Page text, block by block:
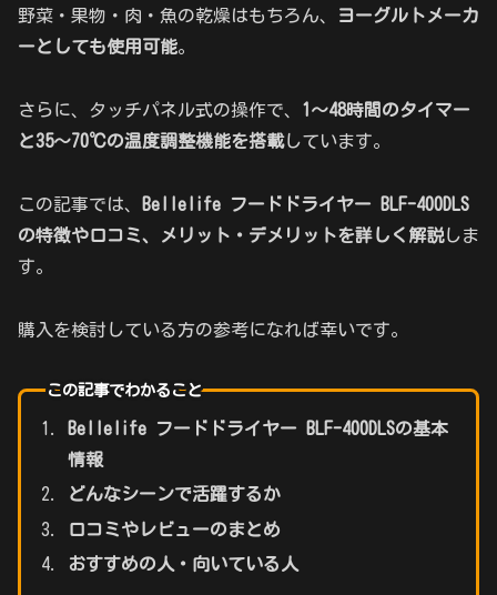
野菜・果物・肉・魚の乾燥はもちろん、
ヨーグルトメーカ
ーとしても使用可能。
さらに、タッチパネル式の操作で、 1～48時間のタイマー
と35～70℃の温度調整機能を搭載しています。
この記事では、
Bellelife フードドライヤー BLF-400DLS
の特徴や口コミ、メリット・デメリットを詳しく解説しま
す。
購入を検討している方の参考になれば幸いです。
この記事でわかること
Bellelife フードドライヤー BLF-400DLSの基本
情報
どんなシーンで活躍するか
口コミやレビューのまとめ
おすすめの人・向いている人